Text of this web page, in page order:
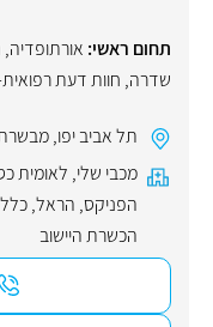
תחום ראשי: אורתופדיה,
שדרה, חוות דעת
תל אביב יפו,מבשרת
מכבי שלי, לאומית
הפניקס, הראל,
הכשרת היישוב